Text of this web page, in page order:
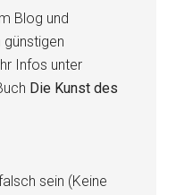
Blog und
Infos unter
Die Kunst des
sein (Keine